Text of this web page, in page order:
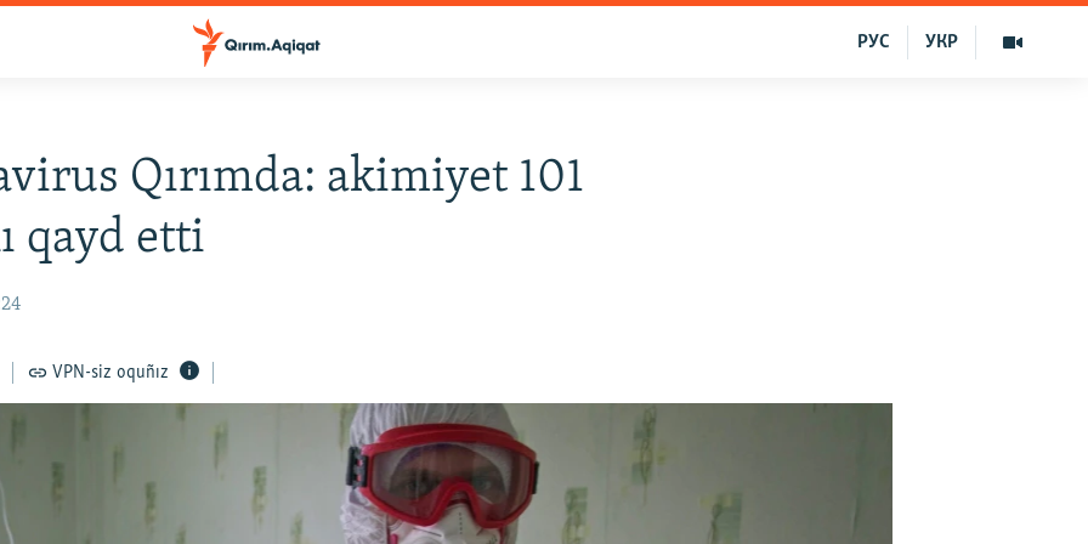
УКР
РУС
Qırımda: akimiyet 101
qayd etti
VPN-siz oquñız